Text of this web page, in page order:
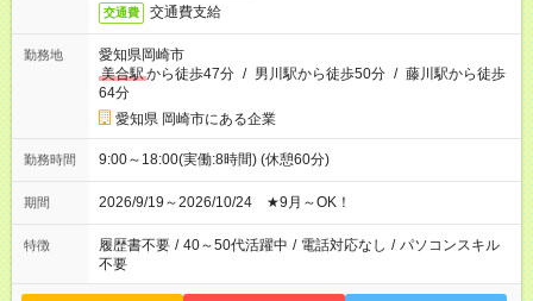
交通費 交通費支給
勤務地
愛知県岡崎市
美合駅から徒歩47分 / 男川駅から徒歩50分 / 藤川駅から徒歩
64分
愛知県 岡崎市にある企業
勤務時間 9:00～18:00(実働:8時間) (休憩60分)
期間 2026/9/19～2026/10/24 ★9月～OK！
特徴 履歴書不要 / 40～50代活躍中 / 電話対応なし / パソコンスキル
不要